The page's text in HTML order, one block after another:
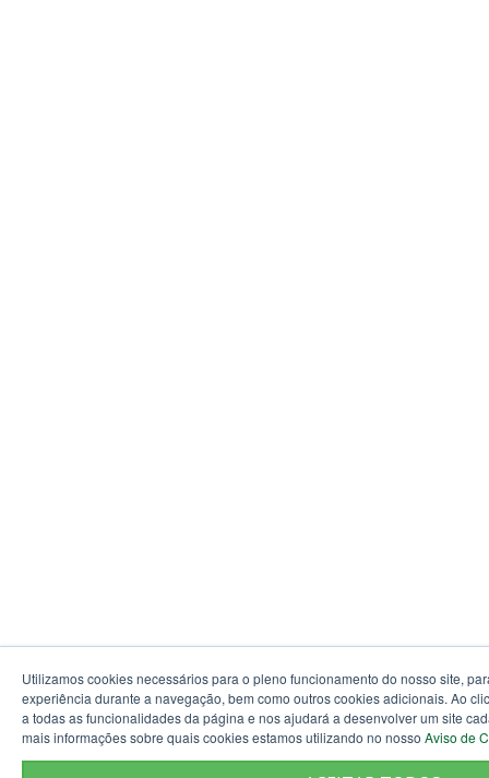
Utilizamos cookies necessários para o pleno funcionamento do nosso site,
experiência durante a navegação, bem como outros cookies adicionais. Ao
a todas as funcionalidades da página e nos ajudará a desenvolver um site
mais informações sobre quais cookies estamos utilizando no nosso Aviso de